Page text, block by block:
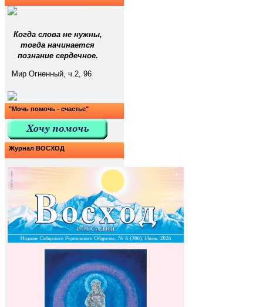
Когда слова не нужны,
тогда начинается
познание сердечное.
Мир Огненный, ч.2, 96
"Мочь помочь - счастье"
Журнал ВОСХОД